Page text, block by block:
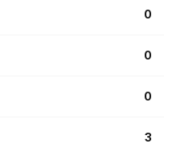
0
0
0
3